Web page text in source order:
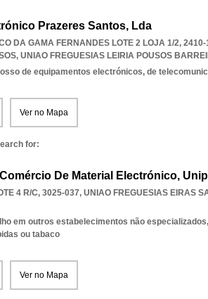
Prazeres Santos, Lda
DA GAMA FERNANDES LOTE 2 LOJA 1/2,
, UNIAO FREGUESIAS LEIRIA POUSOS
de equipamentos electrónicos, de
Ver no Mapa
for:
De Material Electrónico,
4 R/C, 3025-037, UNIAO FREGUESIAS EIRAS
em outros estabelecimentos não
ou tabaco
Ver no Mapa